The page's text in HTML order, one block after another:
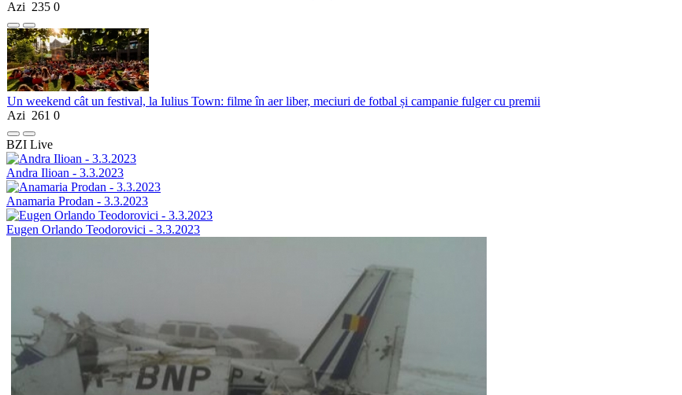
Azi 235 0
Un weekend cât un festival, la Iulius Town: filme în aer liber, meciuri de fotbal și campanie fulger cu premii
Azi 261 0
BZI Live
Andra Ilioan - 3.3.2023
Anamaria Prodan - 3.3.2023
Eugen Orlando Teodorovici - 3.3.2023